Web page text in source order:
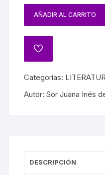
AÑADIR AL CARRITO
Categorías:
Autor:Sor Juana Inés
DESCRIPCIÓN